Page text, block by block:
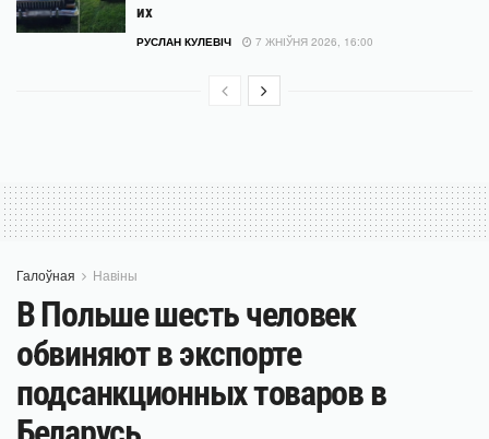
их
РУСЛАН КУЛЕВІЧ 7 ЖНІЎНЯ 2026, 16:00
Галоўная Навіны
В Польше шесть человек
обвиняют в экспорте
подсанкционных товаров в